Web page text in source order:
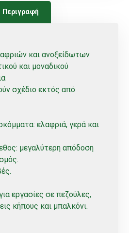
Περιγραφή
και ανοξείδωτων
και μοναδικού
σχέδιο εκτός από
ελαφριά, γερά και
μεγαλύτερη απόδοση
εργασίες σε πεζούλες,
κήπους και μπαλκόνι.